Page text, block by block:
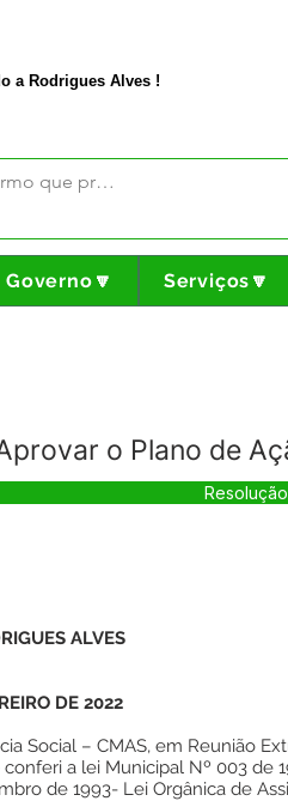
a Rodrigues Alves !
Governo🔽 Serviços🔽
o Plano de
Resolução
ALVES
DE 2022
Social – CMAS, em Reunião
a lei Municipal Nº 003 de
de 1993- Lei Orgânica de